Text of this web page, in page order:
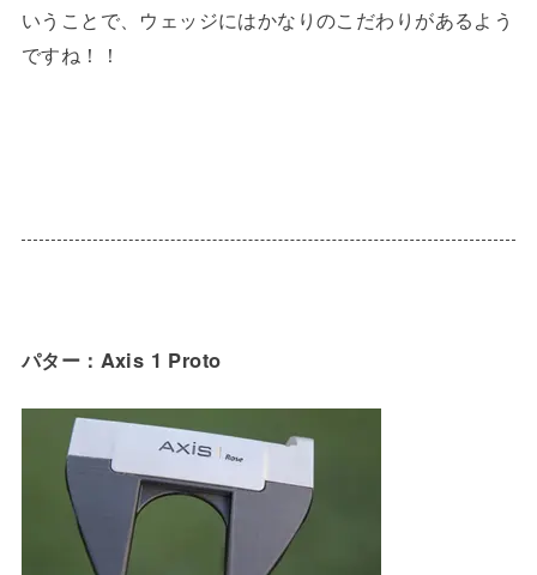
いうことで、ウェッジにはかなりのこだわりがあるよう
ですね！！
パター：Axis 1 Proto